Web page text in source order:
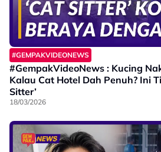
#GEMPAKVIDEONEWS
#GempakVideoNews : Kucing
Kalau Cat Hotel Dah Penuh? Ini
Sitter’
18/03/2026